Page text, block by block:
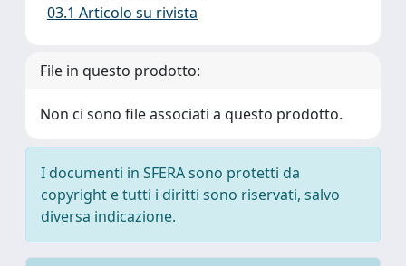
03.1 Articolo su rivista
File in questo prodotto:
Non ci sono file associati a questo prodotto.
I documenti in SFERA sono protetti da
copyright e tutti i diritti sono riservati, salvo
diversa indicazione.